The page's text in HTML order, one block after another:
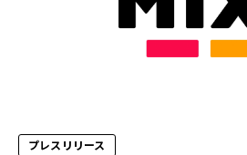
プレスリリース